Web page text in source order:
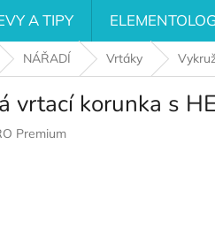
A TIPY
NÁŘADÍ Vrtáky
vrtací korunka s
Premium